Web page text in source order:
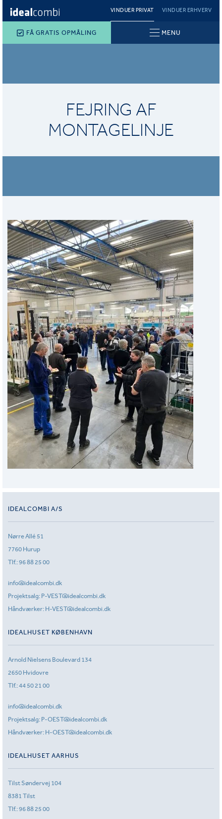
VINDUER PRIVAT VINDUER ERHVERV
FÅ GRATIS OPMÅLING MENU
FEJRING AF
MONTAGELINJE
IDEALCOMBI A/S
Nørre Allé 51
7760 Hurup
Tlf.:96 88 25 00
info@idealcombi.dk
Projektsalg: P-VEST@idealcombi.dk
Håndværker: H-VEST@idealcombi.dk
IDEALHUSET KØBENHAVN
Arnold Nielsens Boulevard 134
2650 Hvidovre
Tlf.:44 50 21 00
info@idealcombi.dk
Projektsalg: P-OEST@idealcombi.dk
Håndværker: H-OEST@idealcombi.dk
IDEALHUSET AARHUS
Tilst Søndervej 104
8381 Tilst
Tlf.:96 88 25 00